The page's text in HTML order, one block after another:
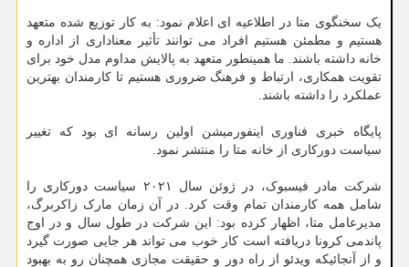
یک سخنگوی متا در اطلاعیه ای اعلام نمود: به کار توزیع شده متعهد
هستیم و مطمئن هستیم افراد می توانند تأثیر معناداری از اداره و
خانه داشته باشند. ما همینطور متعهد به پالایش مداوم مدل خود برای
تقویت همکاری، ارتباط و فرهنگ ضروری هستیم تا کارمندان بهترین
عملکرد را داشته باشند.
پایگاه خبری فناوری اینفورمیشن اولین رسانه ای بود که تغییر
سیاست دورکاری از خانه متا را منتشر نمود.
شرکت مادر فیسبوک، در ژوئن سال ۲۰۲۱ سیاست دورکاری را
شامل همه کارمندان تمام وقت کرد. در آن زمان مارک زاکربرگ،
مدیرعامل متا، اظهار کرده بود: این شرکت در طول سال و در اوج
پاندمی کرونا دریافته است کار خوب می تواند هر جایی صورت گیرد
و از آنجائیکه ویدئو از راه دور و حقیقت مجازی همچنان رو به بهبود